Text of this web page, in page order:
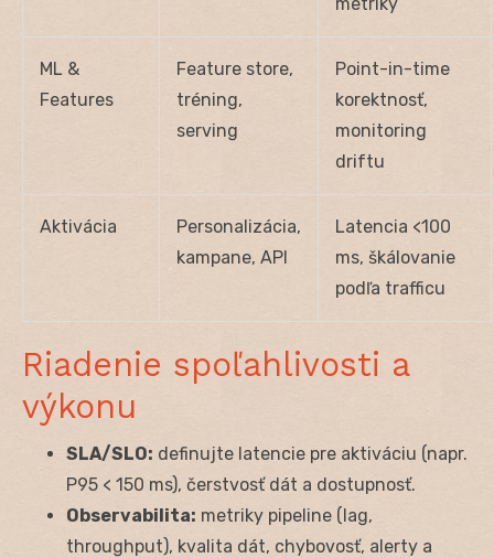
ML &
Features
Feature store,
tréning,
serving
Point-in-time
korektnosť,
monitoring
driftu
Aktivácia
Personalizácia,
kampane, API
Latencia <100
ms, škálovanie
podľa trafficu
Riadenie spoľahlivosti a
výkonu
SLA/SLO: definujte latencie pre aktiváciu (napr.
P95 < 150 ms), čerstvosť dát a dostupnosť.
Observabilita: metriky pipeline (lag,
throughput), kvalita dát, chybovosť, alerty a